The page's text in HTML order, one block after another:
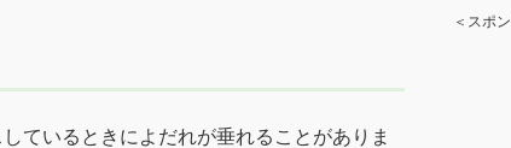
ているときによだれが垂れることがありま
＜スポ